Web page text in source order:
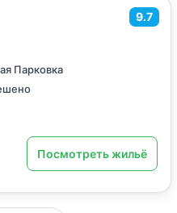
9.7
Парковка
Посмотреть жильё